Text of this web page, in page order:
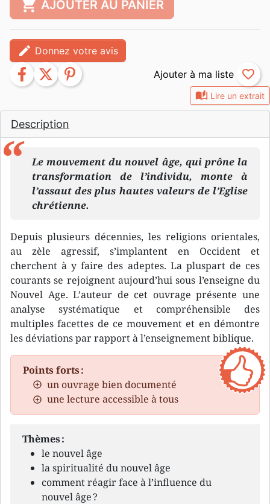
auto_stories Lire un extrait
Description
Le mouvement du nouvel âge, qui prône la
transformation de l’individu, monte à
l’assaut des plus hautes valeurs de l’Eglise
chrétienne.
Depuis plusieurs décennies, les religions orientales,
au zèle agressif, s’implantent en Occident et
cherchent à y faire des adeptes. La pluspart de ces
courants se rejoignent aujourd’hui sous l’enseigne du
Nouvel Age. L’auteur de cet ouvrage présente une
analyse systématique et compréhensible des
multiples facettes de ce mouvement et en démontre
les déviations par rapport à l’enseignement biblique.
Points forts :
un ouvrage bien documenté
une lecture accessible à tous
Thèmes :
le nouvel âge
la spiritualité du nouvel âge
comment réagir face à l’influence du
nouvel âge ?
shopping_cart AJOUTER AU PANIER
edit Donnez votre avis
facebook twitter pinterest favorite_border